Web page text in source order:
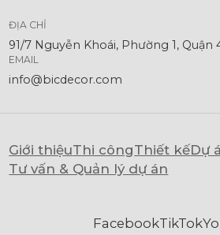
ĐỊA CHỈ
91/7 Nguyễn Khoái, Phường 1, Quận
EMAIL
info@bicdecor.com
Giới thiệuThi côngThiết kếDự
Tư vấn & Quản lý dự án
FacebookTikTok